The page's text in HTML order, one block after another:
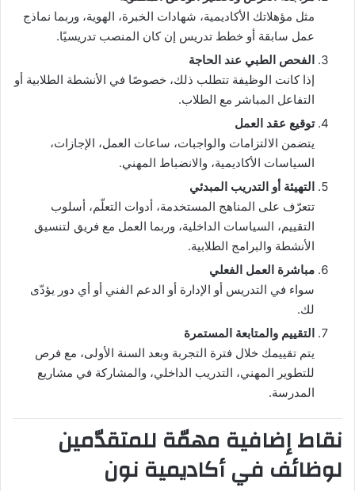
مثل مؤهلاتك الأكاديمية، شهادات الخبرة، الهوية، وربما نماذج
عمل سابقة أو خطط تدريس إن كان المنصب تدريسيًا.
الفحص الطبي عند الحاجة
إذا كانت الوظيفة تتطلب ذلك، خصوصًا في الأنشطة الطلابية أو
التفاعل المباشر مع الطلاب.
توقيع عقد العمل
يتضمن الالتزامات والواجبات، ساعات العمل، الإجازات،
السياسات الأكاديمية، والانضباط المهني.
التهيئة أو التدريب المبدئي
تتعرّف على المناهج المستخدمة، أدوات التعلّم، أسلوب
التقييم، السياسات الداخلية، وربما العمل مع فريق لتنسيق
الأنشطة والبرامج الطلابية.
مباشرة العمل الفعلي
سواء في التدريس أو الإدارة أو الدعم الفني أو أي دور يؤدّى
لك.
التقييم والمتابعة المستمرة
يتم تقييمك خلال فترة التجربة وبعد السنة الأولى، مع فرص
للتطوير المهني، التدريب الداخلي، والمشاركة في مشاريع
المدرسة.
نقاط إضافية مهمّة للمتقدّمين
لوظائف في أكاديمية نون